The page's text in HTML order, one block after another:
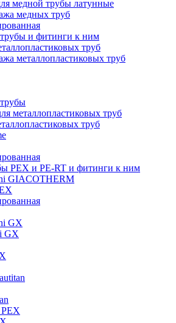
медной трубы латунные
медных труб
и фитинги к ним
труб
металлопластиковых труб
металлопластиковых труб
труб
PEX и PE-RT и фитинги к ним
GIACOTHERM
GX
GX